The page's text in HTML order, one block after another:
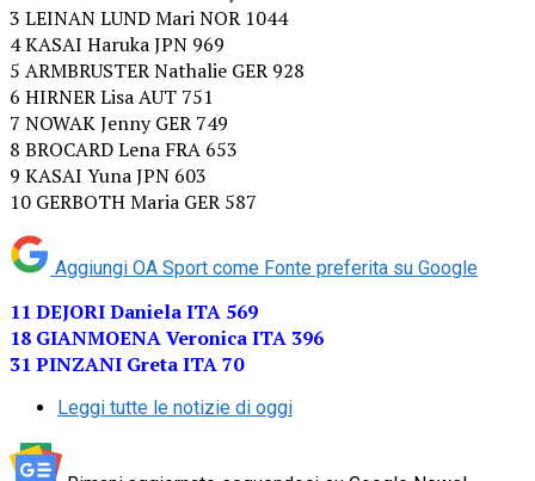
3 LEINAN LUND Mari NOR 1044
4 KASAI Haruka JPN 969
5 ARMBRUSTER Nathalie GER 928
6 HIRNER Lisa AUT 751
7 NOWAK Jenny GER 749
8 BROCARD Lena FRA 653
9 KASAI Yuna JPN 603
10 GERBOTH Maria GER 587
Aggiungi OA Sport come Fonte preferita su Google
11 DEJORI Daniela ITA 569
18 GIANMOENA Veronica ITA 396
31 PINZANI Greta ITA 70
Leggi tutte le notizie di oggi